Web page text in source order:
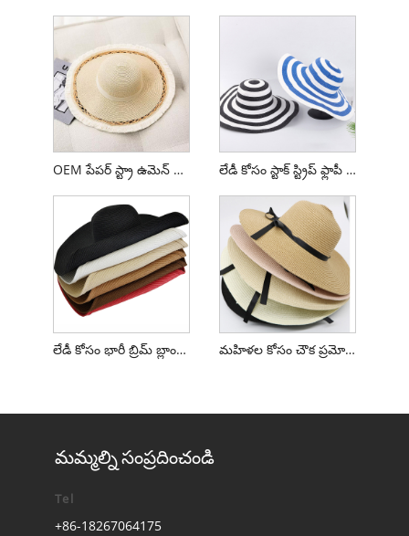
OEM పేపర్ స్ట్రా ఉమెన్ ఫ్లాపీ టోపీ లేడీ కోసం స్టాక్ స్ట్రిప్ ఫ్లాపీ సన్ టోపీ
లేడీ కోసం భారీ బ్రిమ్ బ్లాంక్ ఫ్లాపీ సన్ హాట్ మహిళల కోసం చౌక ప్రమోషన్ ఫ్లాపీ స్ట్రా టోపీ
మమ్మల్ని సంప్రదించండి
Tel
+86-18267064175